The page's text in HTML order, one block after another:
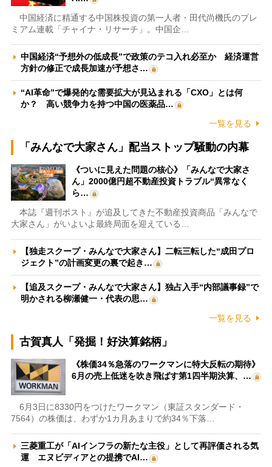
中国経済に精通する中国株投資の第一人者・田代尚機氏のプレ
ミアム連載「チャイナ・リサーチ」。中国企…
中国経済“予想外の低成長”で政策のテコ入れ必至か 経済運営
方針の修正で成長加速が予想さ…
“AI革命”で爆発的な需要拡大が見込まれる「CXO」とは何
か？ 高い競争力を持つ中国の医薬品…
一覧を見る
「みんなで大家さん」配当ストップ騒動の内幕
《ついに見えた問題の核心》「みんなで大家さ
ん」2000億円超不動産投資トラブル“異常なく
ら…
本誌『週刊ポスト』が追及してきた不動産投資商品「みんなで
大家さん」がいよいよ最終局面を迎えている…
【独走スクープ・みんなで大家さん】二転三転した“成田プロ
ジェクト”の計画変更の裏で起き…
【追及スクープ・みんなで大家さん】独占入手“内部議事録”で
明かされる柳瀬健一・代表の思…
一覧を見る
古賀真人「発掘！好決算銘柄」
《株価34％急落のワークマンに特大反転の期待》
6月の売上低迷を吹き飛ばす第1四半期決算、…
6月3日に8330円をつけたワークマン（東証スタンダード・
7564）の株価は、わずか1カ月あまりで約34％下落…
三菱重工が「AIインフラの新たな主役」として再評価される気
運 エヌビディアとの提携でAI…